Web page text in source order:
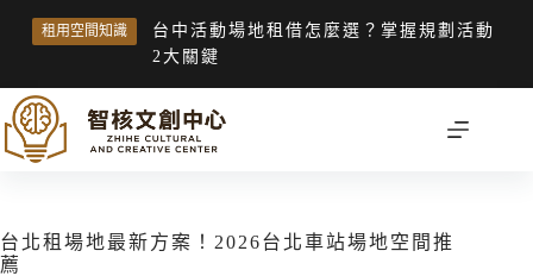
租用空間知識
台中活動場地租借怎麼選？掌握規劃活動
2大關鍵
台北租場地最新方案！2026台北車站場地空間推
薦